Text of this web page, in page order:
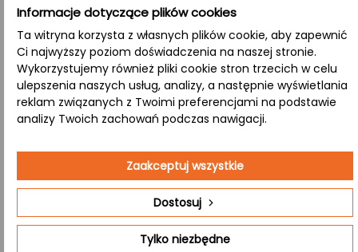
gładkość, a strona B prezentuje zdrowe sęki i naturalne
przebarwienia, łącząc nowoczesny wygląd z tradycyjnymi
cechami drewna.
Zastosowanie:
Sklepy i butiki– Ekskluzywne drewniane elementy
wyposażenia, które podkreślają jakość
prezentowanych produktów.
Kawiarnia– Drewno olejowane, które tworzy
Informacje dotyczące plików cookies
Ta witryna korzysta z własnych plików cookie, aby zapewnić
Ci najwyższy poziom doświadczenia na naszej stronie.
Wykorzystujemy również pliki cookie stron trzecich w celu
ulepszenia naszych usług, analizy, a następnie wyświetlania
reklam związanych z Twoimi preferencjami na podstawie
analizy Twoich zachowań podczas nawigacji.
Tylko niezbędne
Dostosuj
Zaakceptuj wszystkie